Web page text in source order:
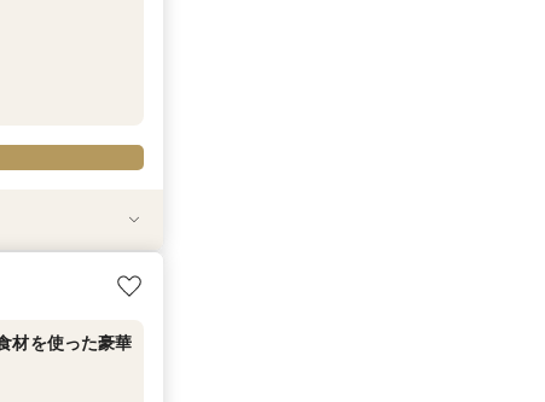
ランナーによ
ツアー×最大84
ンチ”贅沢試食
材を使った豪華